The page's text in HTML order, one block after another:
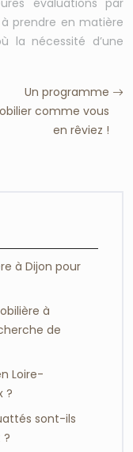
prendre en matière
la nécessité d’une
Un programme
comme vous
en rêviez !
à Dijon pour
à
de
Loire-
?
sont-ils
?